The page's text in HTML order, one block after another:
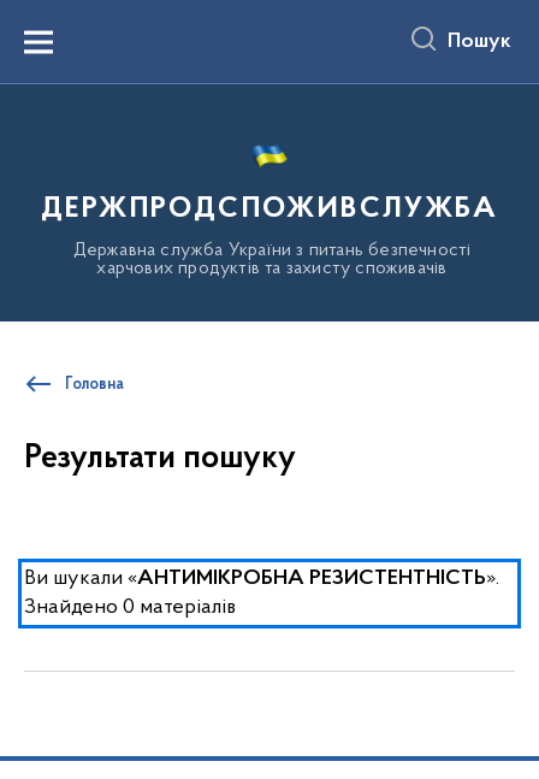
вмістуMenu Пошук
ДЕРЖПРОДСПОЖИВСЛУЖБА
Державна служба України з питань безпечності
харчових продуктів та захисту споживачів
Головна
Результати пошуку
Ви шукали «АНТИМІКРОБНА РЕЗИСТЕНТНІСТЬ».
Знайдено 0 матеріалів